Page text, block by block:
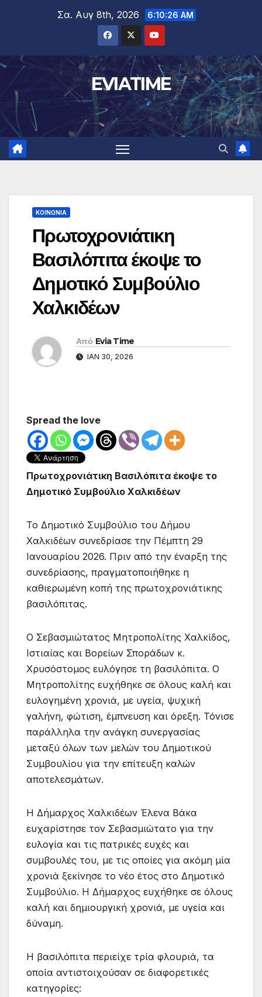
Σα. Αυγ 8th, 2026 6:10:27 AM
EVIATIME
ΚΟΙΝΩΝΙΑ
Πρωτοχρονιάτικη
Βασιλόπιτα έκοψε το
Δημοτικό Συμβούλιο
Χαλκιδέων
Από Evia Time
ΙΑΝ 30, 2026
Spread the love
Πρωτοχρονιάτικη Βασιλόπιτα έκοψε το
Δημοτικό Συμβούλιο Χαλκιδέων
Το Δημοτικό Συμβούλιο του Δήμου
Χαλκιδέων συνεδρίασε την Πέμπτη 29
Ιανουαρίου 2026. Πριν από την έναρξη της
συνεδρίασης, πραγματοποιήθηκε η
καθιερωμένη κοπή της πρωτοχρονιάτικης
βασιλόπιτας.
Ο Σεβασμιώτατος Μητροπολίτης Χαλκίδος,
Ιστιαίας και Βορείων Σποράδων κ.
Χρυσόστομος ευλόγησε τη βασιλόπιτα. Ο
Μητροπολίτης ευχήθηκε σε όλους καλή και
ευλογημένη χρονιά, με υγεία, ψυχική
γαλήνη, φώτιση, έμπνευση και όρεξη. Τόνισε
παράλληλα την ανάγκη συνεργασίας
μεταξύ όλων των μελών του Δημοτικού
Συμβουλίου για την επίτευξη καλών
αποτελεσμάτων.
Η Δήμαρχος Χαλκιδέων Έλενα Βάκα
ευχαρίστησε τον Σεβασμιώτατο για την
ευλογία και τις πατρικές ευχές και
συμβουλές του, με τις οποίες για ακόμη μία
χρονιά ξεκίνησε το νέο έτος στο Δημοτικό
Συμβούλιο. Η Δήμαρχος ευχήθηκε σε όλους
καλή και δημιουργική χρονιά, με υγεία και
δύναμη.
Η βασιλόπιτα περιείχε τρία φλουριά, τα
οποία αντιστοιχούσαν σε διαφορετικές
κατηγορίες: